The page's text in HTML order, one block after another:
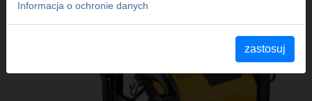
REMS MULTI-PUSH
Informacja o ochronie danych
zastosuj